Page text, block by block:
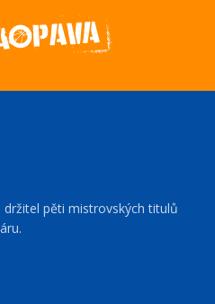
pěti mistrovských titulů